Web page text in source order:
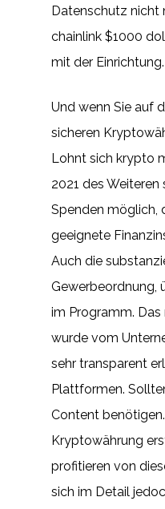
Datenschutz nicht
chainlink $1000
mit der Einrichtung.
Und wenn Sie auf
sicheren
Lohnt sich krypto
2021 des
Spenden möglich,
geeignete
Auch die
Gewerbeordnung,
im Programm.
wurde vom
sehr transparent
Plattformen.
Content
Kryptowährung
profitieren von
sich im Detail